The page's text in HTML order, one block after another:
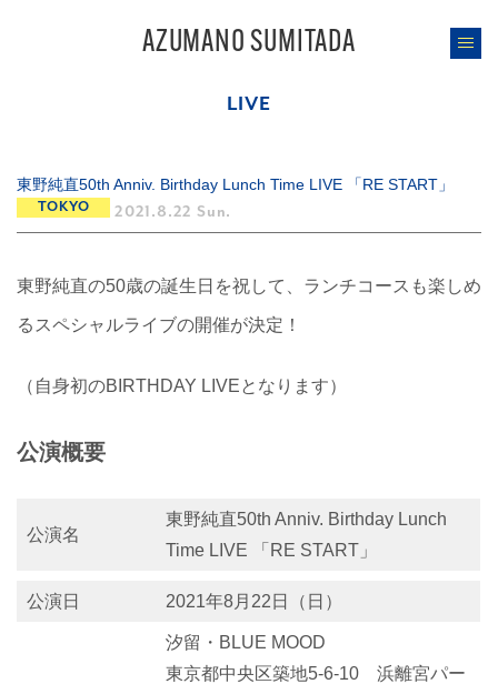
AZUMANO SUMITADA
LIVE
東野純直50th Anniv. Birthday Lunch Time LIVE 「RE START」
TOKYO 2021.8.22 Sun.
東野純直の50歳の誕生日を祝して、ランチコースも楽しめ
るスペシャルライブの開催が決定！
（自身初のBIRTHDAY LIVEとなります）
公演概要
公演名
東野純直50th Anniv. Birthday Lunch
Time LIVE 「RE START」
公演日 2021年8月22日（日）
汐留・BLUE MOOD
東京都中央区築地5-6-10 浜離宮パー